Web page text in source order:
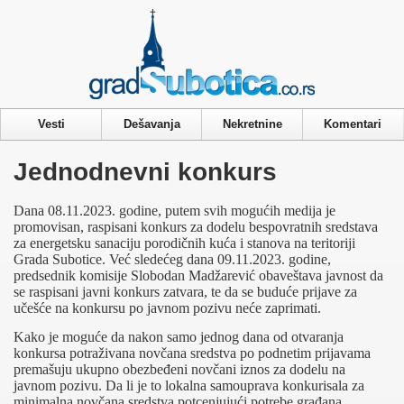
Vesti Dešavanja Nekretnine Komentari
Jednodnevni konkurs
Dana 08.11.2023. godine, putem svih mogućih medija je
promovisan, raspisani konkurs za dodelu bespovratnih sredstava
za energetsku sanaciju porodičnih kuća i stanova na teritoriji
Grada Subotice. Već sledećeg dana 09.11.2023. godine,
predsednik komisije Slobodan Madžarević obaveštava javnost da
se raspisani javni konkurs zatvara, te da se buduće prijave za
učešće na konkursu po javnom pozivu neće zaprimati.
Kako je moguće da nakon samo jednog dana od otvaranja
konkursa potraživana novčana sredstva po podnetim prijavama
premašuju ukupno obezbeđeni novčani iznos za dodelu na
javnom pozivu. Da li je to lokalna samouprava konkurisala za
Privacy & Cookies Policy